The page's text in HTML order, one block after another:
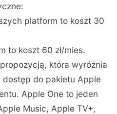
platform to koszt 30
to koszt 60 zł/mies.
która wyróżnia
dostęp do pakietu Apple
Apple One to jeden
Music, Apple TV+,